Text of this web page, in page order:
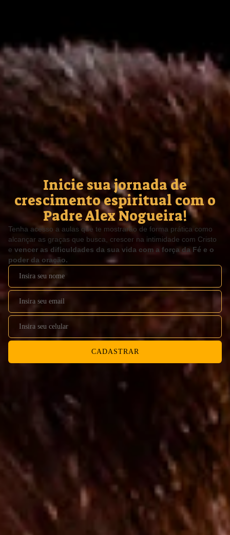
Inicie sua jornada de
crescimento espiritual com o
Padre Alex Nogueira!
Tenha acesso a aulas que te mostrarão de forma prática como
alcançar as graças que busca, crescer na intimidade com Cristo
e vencer as dificuldades da sua vida com a força da Fé e o
poder da oração.
CADASTRAR